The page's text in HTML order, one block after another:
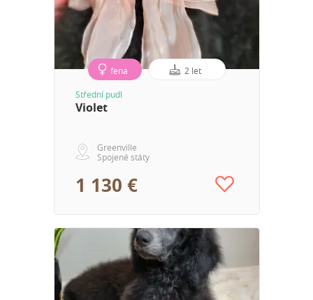
fena 2 let
Střední pudl
Violet
Greenville
Spojené státy
1 130 €